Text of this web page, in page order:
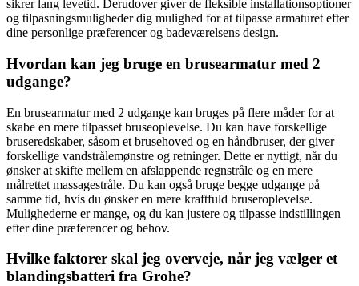
sikrer lang levetid. Derudover giver de fleksible installationsoptioner
og tilpasningsmuligheder dig mulighed for at tilpasse armaturet efter
dine personlige præferencer og badeværelsens design.
Hvordan kan jeg bruge en brusearmatur med 2
udgange?
En brusearmatur med 2 udgange kan bruges på flere måder for at
skabe en mere tilpasset bruseoplevelse. Du kan have forskellige
bruseredskaber, såsom et brusehoved og en håndbruser, der giver
forskellige vandstrålemønstre og retninger. Dette er nyttigt, når du
ønsker at skifte mellem en afslappende regnstråle og en mere
målrettet massagestråle. Du kan også bruge begge udgange på
samme tid, hvis du ønsker en mere kraftfuld bruseroplevelse.
Mulighederne er mange, og du kan justere og tilpasse indstillingen
efter dine præferencer og behov.
Hvilke faktorer skal jeg overveje, når jeg vælger et
blandingsbatteri fra Grohe?